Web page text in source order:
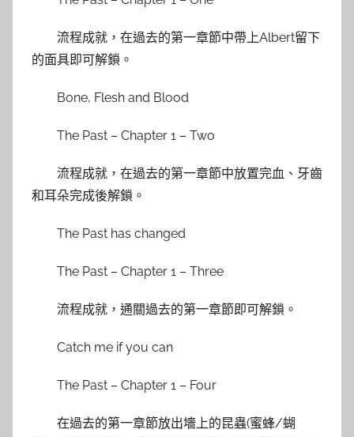
流程成就，在過去的第一章節中帶上Albert留下
的面具即可解鎖。
Bone, Flesh and Blood
The Past – Chapter 1 – Two
流程成就，在過去的第一章節中放置完血、牙齒
和耳朵完成後解鎖。
The Past has changed
The Past – Chapter 1 – Three
流程成就，通關過去的第一章節即可解鎖。
Catch me if you can
The Past – Chapter 1 – Four
在過去的第一章節放出墻上的昆蟲(蜜蜂/蝴